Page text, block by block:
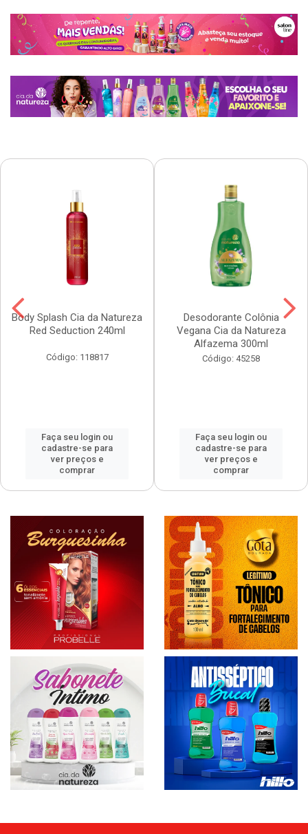
Body Splash Cia da Natureza
Red Seduction 240ml
Código: 118817
Faça seu login ou
cadastre-se para
ver preços e
comprar
Desodorante Colônia
Vegana Cia da Natureza
Alfazema 300ml
Código: 45258
Faça seu login ou
cadastre-se para
ver preços e
comprar